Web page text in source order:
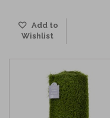
Add to
Wishlist